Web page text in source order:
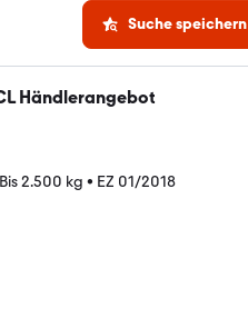
Suche speichern
Händlerangebot
Bis 2.500 kg • EZ 01/2018